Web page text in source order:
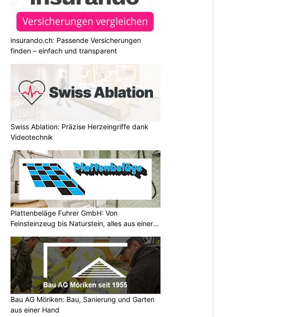
insurando.ch: Passende Versicherungen
finden – einfach und transparent
Swiss Ablation: Präzise Herzeingriffe dank
Videotechnik
Plattenbeläge Fuhrer GmbH: Von
Feinsteinzeug bis Naturstein, alles aus einer
Bau AG Möriken: Bau, Sanierung und Garten
aus einer Hand